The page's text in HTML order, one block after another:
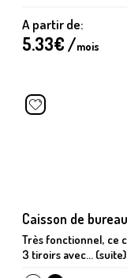
A partir de:
5.33€ /mois
Caisson de
Très fonctionnel, ce
3 tiroirs avec... (suite)